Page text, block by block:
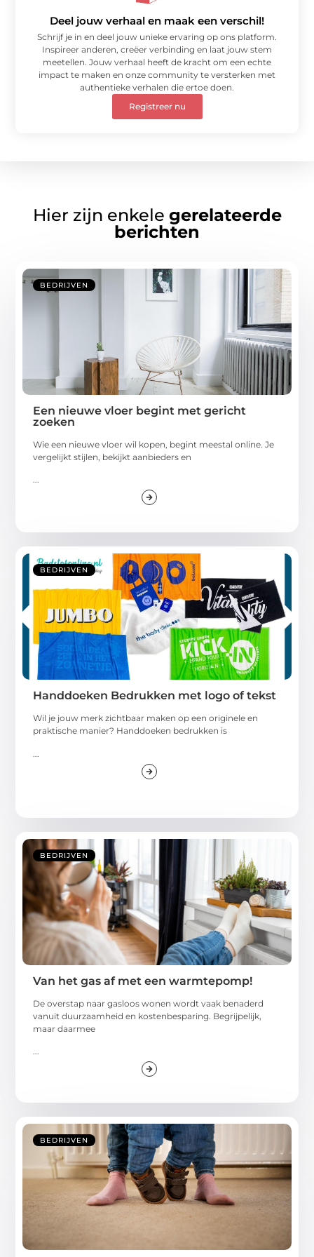
Deel jouw verhaal en maak een verschil!
Schrijf je in en deel jouw unieke ervaring op ons platform.
Inspireer anderen, creëer verbinding en laat jouw stem
meetellen. Jouw verhaal heeft de kracht om een echte
impact te maken en onze community te versterken met
authentieke verhalen die ertoe doen.
Registreer nu
Hier zijn enkele gerelateerde
berichten
BEDRIJVEN
Een nieuwe vloer begint met gericht
zoeken
Wie een nieuwe vloer wil kopen, begint meestal online. Je
vergelijkt stijlen, bekijkt aanbieders en
...
BEDRIJVEN
Handdoeken Bedrukken met logo of tekst
Wil je jouw merk zichtbaar maken op een originele en
praktische manier? Handdoeken bedrukken is
BEDRIJVEN
Van het gas af met een warmtepomp!
De overstap naar gasloos wonen wordt vaak benaderd
vanuit duurzaamheid en kostenbesparing. Begrijpelijk,
maar daarmee
...
BEDRIJVEN